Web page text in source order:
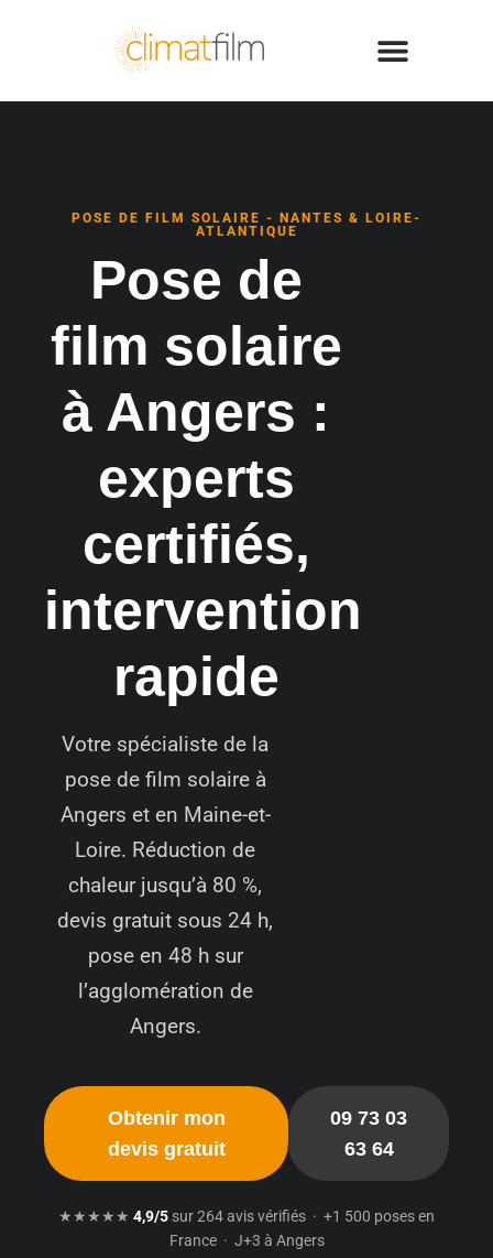
POSE DE FILM SOLAIRE - NANTES & LOIRE-
ATLANTIQUE
Pose de
film solaire
à Angers :
experts
certifiés,
intervention
rapide
Votre spécialiste de la
pose de film solaire à
Angers et en Maine-et-
Loire. Réduction de
chaleur jusqu’à 80 %,
devis gratuit sous 24 h,
pose en 48 h sur
l’agglomération de
Angers.
Obtenir mon
devis gratuit
09 73 03
63 64
★★★★★ 4,9/5 sur 264 avis vérifiés · +1 500 poses en
France · J+3 à Angers